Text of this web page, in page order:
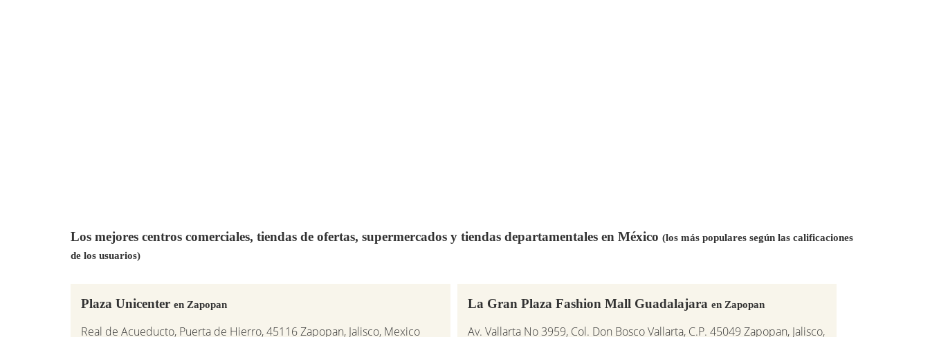
Los mejores centros comerciales, tiendas de ofertas, supermercados y tiendas departamentales en México (los más populares según las calificaciones
de los usuarios)
Plaza Unicenter en Zapopan
Real de Acueducto, Puerta de Hierro, 45116 Zapopan, Jalisco, Mexico
La Gran Plaza Fashion Mall Guadalajara en Zapopan
Av. Vallarta No 3959, Col. Don Bosco Vallarta, C.P. 45049 Zapopan, Jalisco,